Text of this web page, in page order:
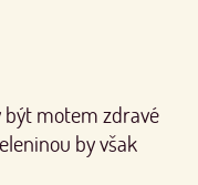
být motem zdravé
by však